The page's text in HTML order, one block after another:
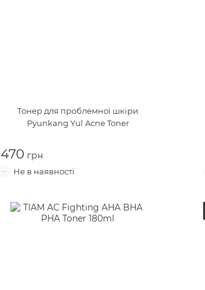
Тонер для проблемної шкіри
Pyunkang Yul Acne Toner
470